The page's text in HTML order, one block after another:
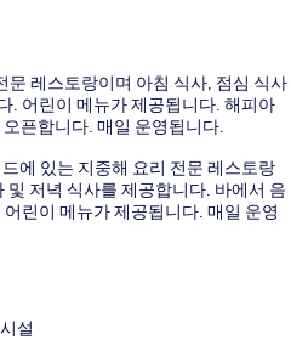
문 레스토랑이며 아침 식사, 점심 식사
. 어린이 메뉴가 제공됩니다. 해피아
픈합니다. 매일 운영됩니다.
에 있는 지중해 요리 전문 레스토랑
및 저녁 식사를 제공합니다. 바에서 음
린이 메뉴가 제공됩니다. 매일 운영
설